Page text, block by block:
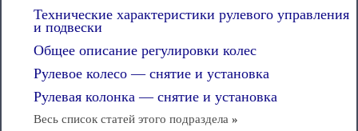
Технические характеристики рулевого управления
и подвески
Общее описание регулировки колес
Рулевое колесо — снятие и установка
Рулевая колонка — снятие и установка
Весь список статей этого подраздела »